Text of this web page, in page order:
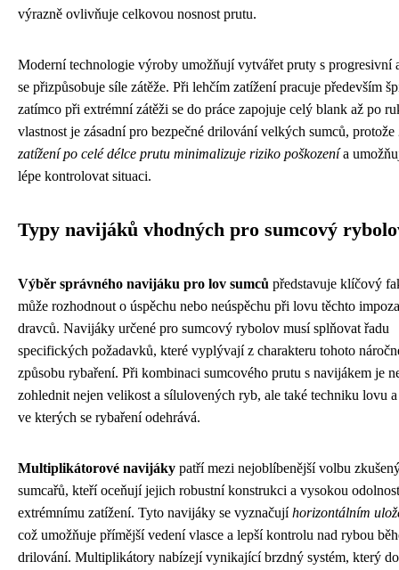
výrazně ovlivňuje celkovou nosnost prutu.
Moderní technologie výroby umožňují vytvářet pruty s progresivní
se přizpůsobuje síle zátěže. Při lehčím zatížení pracuje především
zatímco při extrémní zátěži se do práce zapojuje celý blank až po
vlastnost je zásadní pro bezpečné drilování velkých sumců, protože
zatížení po celé délce prutu minimalizuje riziko poškozenía
lépe kontrolovat situaci.
Typy navijáků vhodných pro sumcový
Výběr správného navijáku pro lov sumců představuje klíčový
může rozhodnout o úspěchu nebo neúspěchu při lovu těchto
dravců. Navijáky určené pro sumcový rybolov musí splňovat řadu
specifických požadavků, které vyplývají z charakteru tohoto
způsobu rybaření. Při kombinaci sumcového prutu s navijákem je
zohlednit nejen velikost a sílulovených ryb, ale také techniku lovu
ve kterých se rybaření odehrává.
Multiplikátorové navijáky patří mezi nejoblíbenější volbu
sumcařů, kteří oceňují jejich robustní konstrukci a vysokou
extrémnímu zatížení. Tyto navijáky se vyznačujíhorizontálním
což umožňuje přímější vedení vlasce a lepší kontrolu nad rybou
drilování. Multiplikátory nabízejí vynikající brzdný systém, který